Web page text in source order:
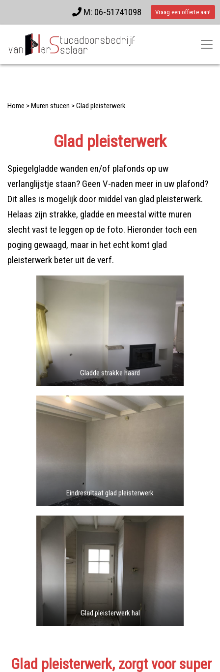
Vraag een offerte aan!
M: 06-51741098
Home >Muren stucen >Glad pleisterwerk
Glad pleisterwerk
Spiegelgladde wanden en/of plafonds op uw
verlanglijstje staan? Geen V-naden meer in uw plafond?
Dit alles is mogelijk door middel van glad pleisterwerk.
Helaas zijn strakke, gladde en meestal witte muren
slecht vast te leggen op de foto. Hieronder toch een
poging gewaagd, maar in het echt komt glad
pleisterwerk beter uit de verf.
Gladde strakke haard
Eindresultaat glad pleisterwerk
Glad pleisterwerk hal
Glad pleisterwerk, zorgt voor super